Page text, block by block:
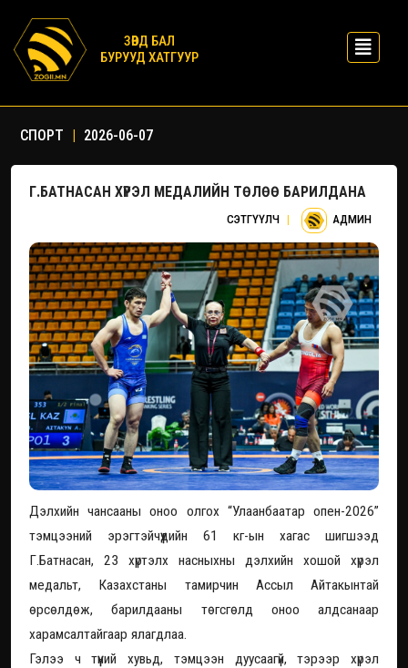
ЗӨВД БАЛ
БУРУУД ХАТГУУР
СПОРТ | 2026-06-07
Г.БАТНАСАН ХҮРЭЛ МЕДАЛИЙН ТӨЛӨӨ БАРИЛДАНА
СЭТГҮҮЛЧ | АДМИН
Дэлхийн чансааны оноо олгох “Улаанбаатар опен-2026”
тэмцээний эрэгтэйчүүдийн 61 кг-ын хагас шигшээд
Г.Батнасан, 23 хүртэлх насныхны дэлхийн хошой хүрэл
медальт, Казахстаны тамирчин Ассыл Айтакынтай
өрсөлдөж, барилдааны төгсгөлд оноо алдсанаар
харамсалтайгаар ялагдлаа.
Гэлээ ч түүний хувьд, тэмцээн дуусаагүй, тэрээр хүрэл